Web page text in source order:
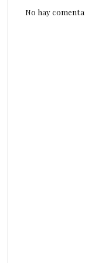
No hay